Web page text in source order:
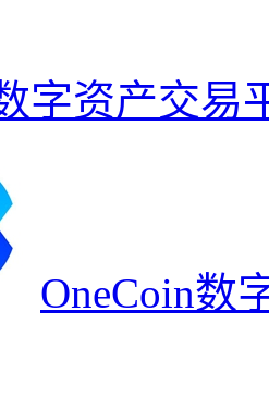
字资产交易
OneCoin数